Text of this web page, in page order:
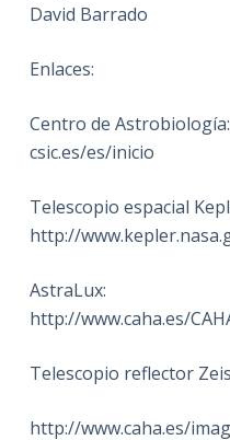
David Barrado
Enlaces:
Centro de
csic.es/es/inicio
Telescopio espacial
http://
AstraLux:
http://www.caha.es/
Telescopio reflector
http://www.caha.es/